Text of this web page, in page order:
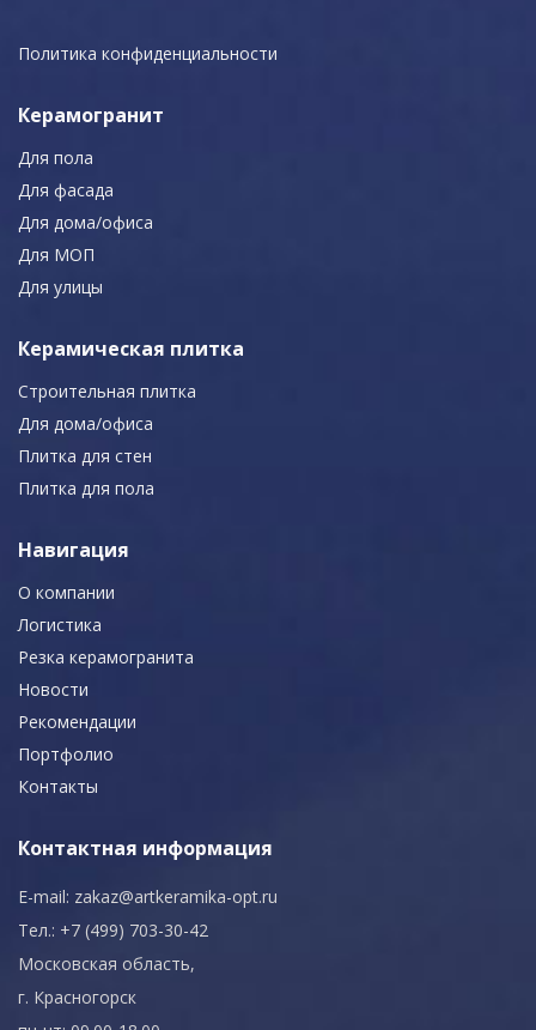
Политика конфиденциальности
Керамогранит
Для пола
Для фасада
Для дома/офиса
Для МОП
Для улицы
Керамическая плитка
Строительная плитка
Для дома/офиса
Плитка для стен
Плитка для пола
Навигация
О компании
Логистика
Резка керамогранита
Новости
Рекомендации
Портфолио
Контакты
Контактная информация
E-mail: zakaz@artkeramika-opt.ru
Тел.: +7 (499) 703-30-42
Московская область,
г. Красногорск